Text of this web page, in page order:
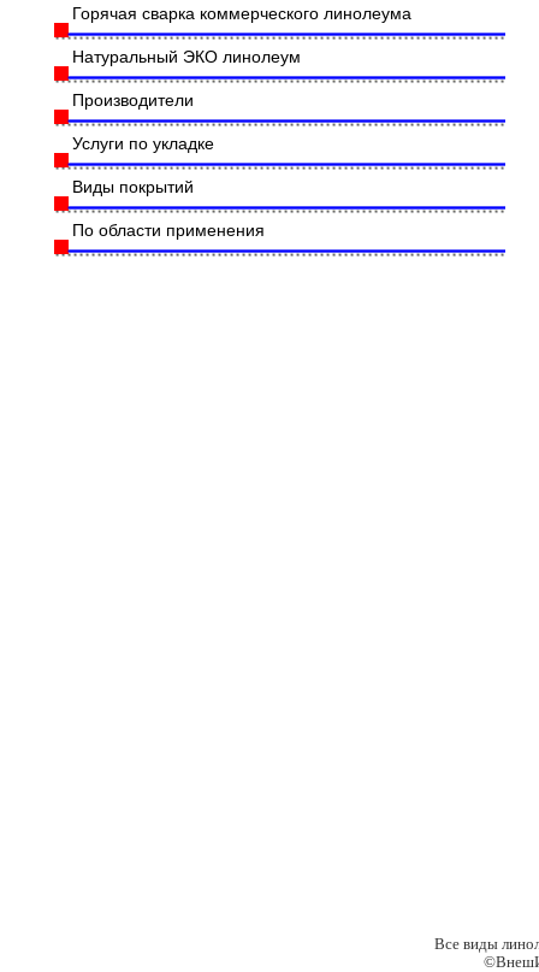
Горячая сварка коммерческого линолеума
Натуральный ЭКО линолеум
Производители
Услуги по укладке
Виды покрытий
По области применения
Все виды